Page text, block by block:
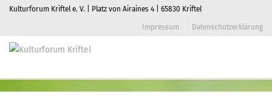
Kulturforum Kriftel e. V. | Platz von Airaines 4 | 65830 Kriftel
Impressum Datenschutzerklärung
Impressum